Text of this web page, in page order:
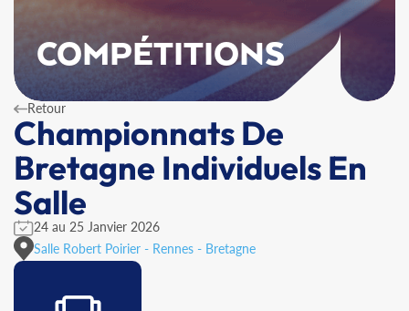
COMPÉTITIONS
Retour
Championnats De
Bretagne Individuels En
Salle
24 au 25 Janvier 2026
Salle Robert Poirier - Rennes - Bretagne